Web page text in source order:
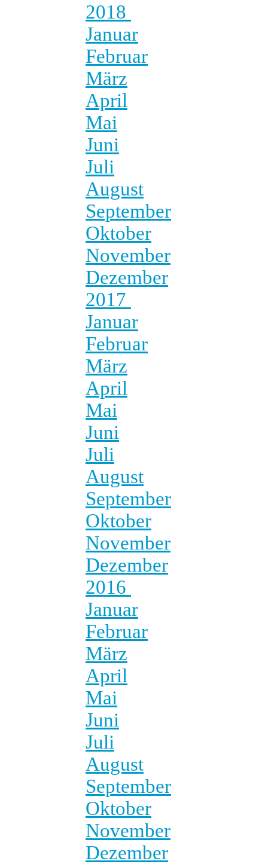
2018
Januar
Februar
März
April
Mai
Juni
Juli
August
September
Oktober
November
Dezember
2017
Januar
Februar
März
April
Mai
Juni
Juli
August
September
Oktober
November
Dezember
2016
Januar
Februar
März
April
Mai
Juni
Juli
August
September
Oktober
November
Dezember